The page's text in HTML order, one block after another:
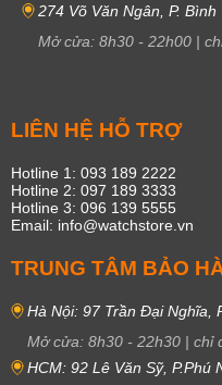
274 Võ Văn Ngân, P.
Mở cửa: 8h30 - 22h00 |
LIÊN HỆ HỖ TRỢ
Hotline 1: 093 189 2222
Hotline 2: 097 189 3333
Hotline 3: 096 139 5555
Email: info@watchstore.vn
TRUNG TÂM BẢO
Hà Nội: 97 Trần Đại Nghĩa,
Mở cửa: 8h30 - 22h30 | chỉ
HCM: 92 Lê Văn Sỹ, P.Phú